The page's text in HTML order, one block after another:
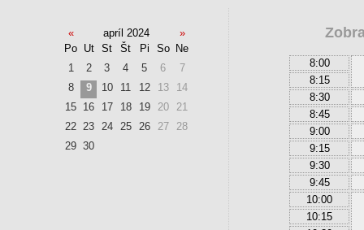
8:00
8:15
8:30
8:45
9:00
9:15
9:30
9:45
10:00
10:15
« apríl 2024
»
Po Ut St Št Pi So
Ne
1
2 3 4 5 6
7
8
9 10 11 12 13
14
15 16 17 18 19 20
21
22 23 24 25 26 27
28
29 30